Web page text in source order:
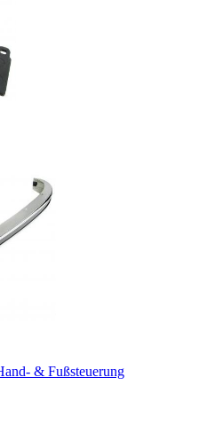
& Fußsteuerung